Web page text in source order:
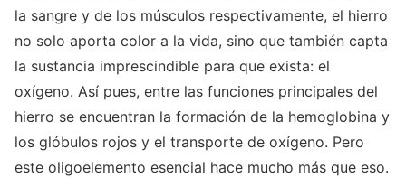
la sangre y de los músculos respectivamente, el hierro
no solo aporta color a la vida, sino que también capta
la sustancia imprescindible para que exista: el
oxígeno. Así pues, entre las funciones principales del
hierro se encuentran la formación de la hemoglobina y
los glóbulos rojos y el transporte de oxígeno. Pero
este oligoelemento esencial hace mucho más que eso.